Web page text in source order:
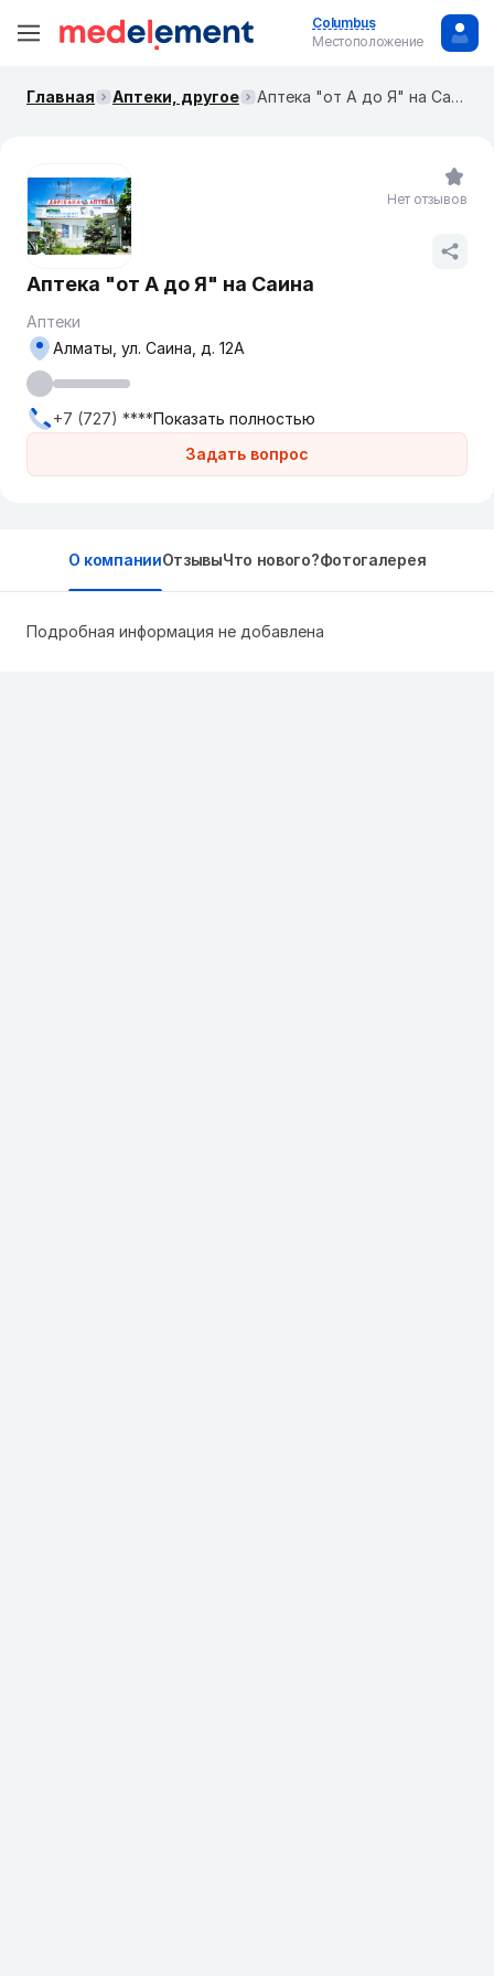
Columbus
Местоположение
Главная Аптеки, другое Аптека "от А до Я" на Саина
Аптека "от А до Я" на Саина
Аптеки
Задать вопрос
Алматы, ул. Саина, д. 12А
+7 (727) ****Показать полностью
Нет отзывов
О компанииОтзывыЧто нового?Фотогалерея
Подробная информация не добавлена